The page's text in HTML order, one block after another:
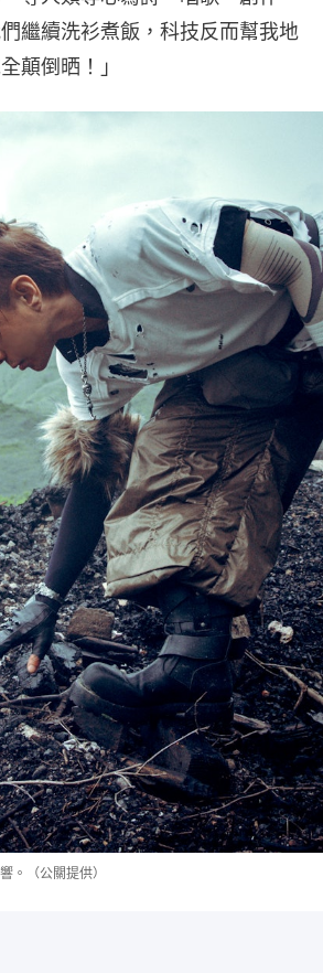
繼續洗衫煮飯，科技反而幫我地
顛倒晒！」
。（公關提供）